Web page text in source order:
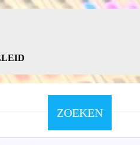
ZOEKEN